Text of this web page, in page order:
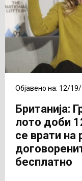
Објавено на: 12/
Британија:
лото доби
се врати на
бесплатно